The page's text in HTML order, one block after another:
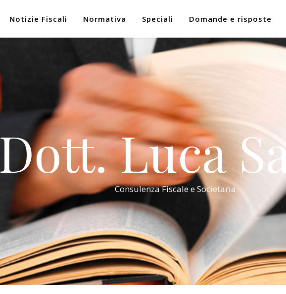
Notizie Fiscali Normativa Speciali Domande e risposte
Dott. Luca
Consulenza Fiscale e Societaria